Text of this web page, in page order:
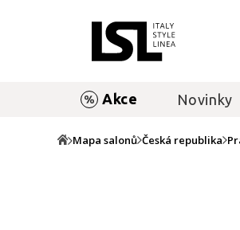
Akce Novinky
Mapa salonů Česká republika